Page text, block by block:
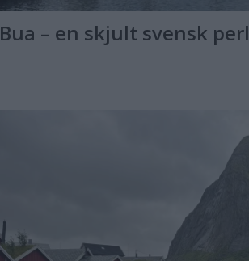
Bua – en skjult svensk